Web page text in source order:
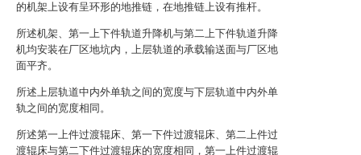
的机架上设有呈环形的地推链，在地推链上设有推杆。
所述机架、第一上下件轨道升降机与第二上下件轨道升降
机均安装在厂区地坑内，上层轨道的承载输送面与厂区地
面平齐。
所述上层轨道中内外单轨之间的宽度与下层轨道中内外单
轨之间的宽度相同。
所述第一上件过渡辊床、第一下件过渡辊床、第二上件过
渡辊床与第二下件过渡辊床的宽度相同，第一上件过渡辊